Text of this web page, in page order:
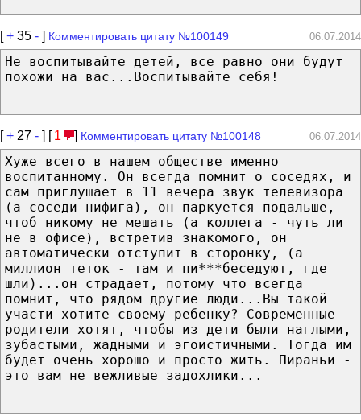
[+ 35 - ] Комментировать цитату №100149 06.07.2014
Не воспитывайте детей, все равно они будут
похожи на вас...Воспитывайте себя!
[+ 27 - ] [ 1 ] Комментировать цитату №100148 06.07.2014
Хуже всего в нашем обществе именно
воспитанному. Он всегда помнит о соседях, и
сам приглушает в 11 вечера звук телевизора
(а соседи-нифига), он паркуется подальше,
чтоб никому не мешать (а коллега - чуть ли
не в офисе), встретив знакомого, он
автоматически отступит в сторонку, (а
миллион теток - там и пи***беседуют, где
шли)...он страдает, потому что всегда
помнит, что рядом другие люди...Вы такой
участи хотите своему ребенку? Современные
родители хотят, чтобы из дети были наглыми,
зубастыми, жадными и эгоистичными. Тогда им
будет очень хорошо и просто жить. Пираньи -
это вам не вежливые задохлики...